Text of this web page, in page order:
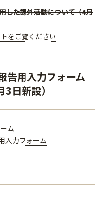
した課外活動について（4月
をご覧ください
用入力フォーム
日新設）
ム
入力フォーム